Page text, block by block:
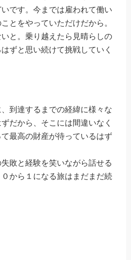
です。今までは雇われて働い
とをやっていただけだから。
と。乗り越えたら見晴らしの
ずと思い続けて挑戦していく
到達するまでの経緯に様々な
だから、そこには間違いなく
最高の財産が待っているはず
敗と経験を笑いながら話せる
から１になる旅はまだまだ続